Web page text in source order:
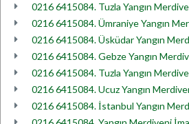
0216 6415084. Tuzla Yangın
0216 6415084. Ümraniye Yangın
0216 6415084. Üsküdar Yangın
0216 6415084. Gebze Yangın
0216 6415084. Tuzla Yangın
0216 6415084. Ucuz Yangın
0216 6415084. İstanbul Yangın